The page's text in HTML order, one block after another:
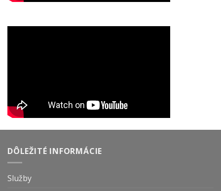
DÔLEŽITÉ INFORMÁCIE
Služby